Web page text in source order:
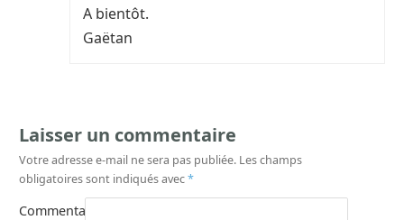
A bientôt.
Gaëtan
Laisser un commentaire
Votre adresse e-mail ne sera pas publiée. Les champs
obligatoires sont indiqués avec*
Commentaire